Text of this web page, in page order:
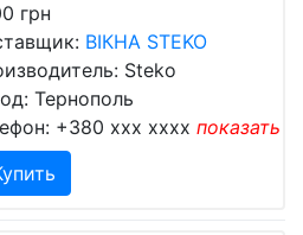
грн
ВІКНА STEKO
Steko
Тернополь
+380 xxx xxxx показать